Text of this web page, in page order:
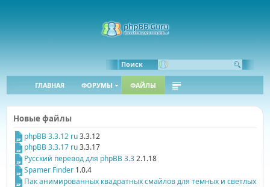
Поиск
ГЛАВНАЯ ФОРУМЫ ФАЙЛЫ
Новые файлы
phpBB 3.3.12 ru3.3.12
phpBB 3.3.17 ru3.3.17
Русский перевод для phpBB 3.32.1.18
Spamer Finder 1.0.4
Пак анимированных квадратных смайлов для темных и светлых